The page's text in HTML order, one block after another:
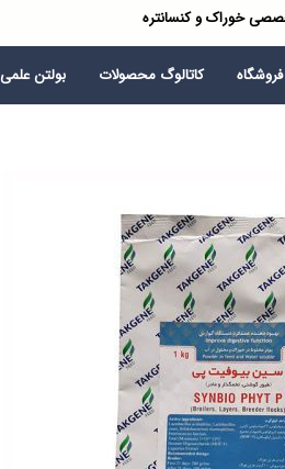
خوراک و کنسانتره
فروشگاه کاتالوگ محصولات بولتن علمی